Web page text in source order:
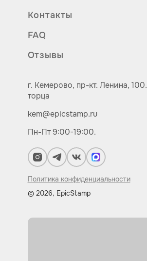
Контакты
FAQ
Отзывы
г. Кемерово, пр-кт. Ленина, 100.
торца
kem@epicstamp.ru
Пн-Пт 9:00-19:00.
Политика конфиденциальности
© 2026, EpicStamp